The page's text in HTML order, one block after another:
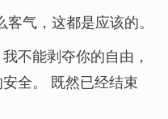
气，这都是应该的。
不能剥夺你的自由，
全。 既然已经结束